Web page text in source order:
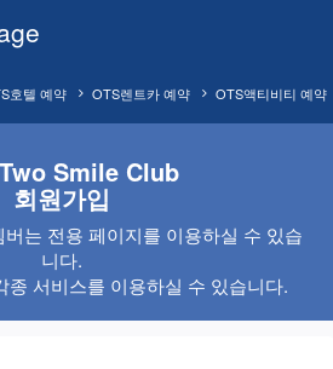
OTS액티비티 예약
OTS렌트카 예약
호텔 예약
Smile Club
회원가입
는 전용 페이지를 이용하실 수 있습
니다.
종 서비스를 이용하실 수 있습니다.